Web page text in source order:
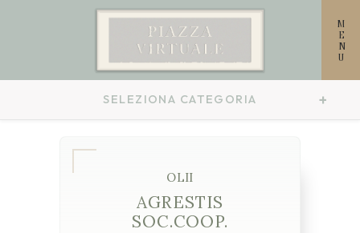
MENU
SELEZIONA CATEGORIA
OLII
AGRESTIS
SOC.COOP.